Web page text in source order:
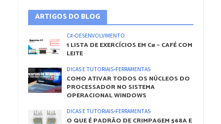
ARTIGOS DO BLOG
C#•DESENVOLVIMENTO
1 LISTA DE EXERCÍCIOS EM C# – CAFÉ COM
LEITE
DICAS E TUTORIAIS•FERRAMENTAS
COMO ATIVAR TODOS OS NÚCLEOS DO
PROCESSADOR NO SISTEMA
OPERACIONAL WINDOWS
DICAS E TUTORIAIS•FERRAMENTAS
O QUE É PADRÃO DE CRIMPAGEM 568A E